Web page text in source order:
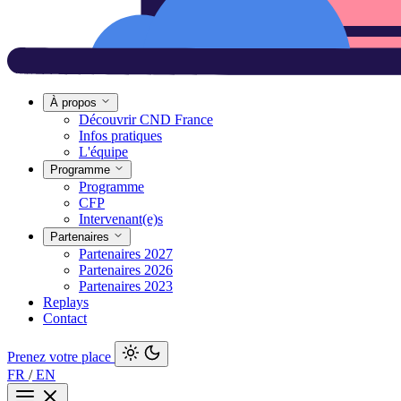
À propos
Découvrir CND France
Infos pratiques
L'équipe
Programme
Programme
CFP
Intervenant(e)s
Partenaires
Partenaires 2027
Partenaires 2026
Partenaires 2023
Replays
Contact
Prenez votre place
FR /EN